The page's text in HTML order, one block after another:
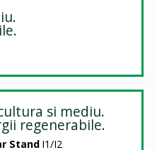
si mediu.
regenerabile.
Stand I1/I2